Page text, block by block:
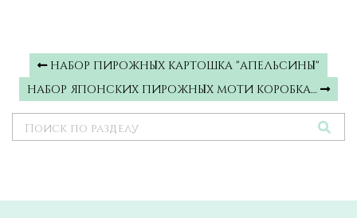
НАБОР ПИРОЖНЫХ КАРТОШКА "АПЕЛЬСИНЫ"
НАБОР ЯПОНСКИХ ПИРОЖНЫХ МОТИ КОРОБКА…